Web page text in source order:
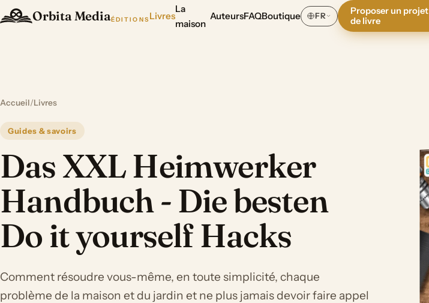
Orbita MediaÉDITIONS Livres
La
maison
AuteursFAQBoutique FR
Proposer un projet
de livre
Accueil/Livres
Guides & savoirs
Das XXL Heimwerker
Handbuch - Die besten
Do it yourself Hacks
Comment résoudre vous-même, en toute simplicité, chaque
problème de la maison et du jardin et ne plus jamais devoir faire appel